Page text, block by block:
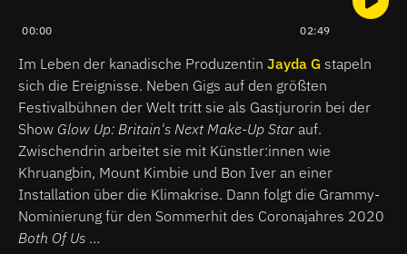
00:00 02:49
Im Leben der kanadische Produzentin Jayda G stapeln
sich die Ereignisse. Neben Gigs auf den größten
Festivalbühnen der Welt tritt sie als Gastjurorin bei der
Show Glow Up: Britain's Next Make-Up Star auf.
Zwischendrin arbeitet sie mit Künstler:innen wie
Khruangbin, Mount Kimbie und Bon Iver an einer
Installation über die Klimakrise. Dann folgt die Grammy-
Nominierung für den Sommerhit des Coronajahres 2020
Both Of Us …